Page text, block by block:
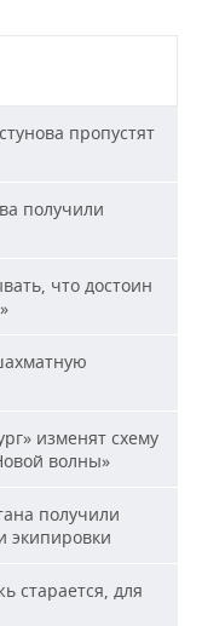
пропустят
получили
что достоин
изменят схему
волны»
получили
экипировки
старается, для